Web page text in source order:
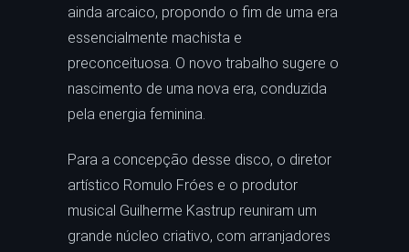
ainda arcaico, propondo o fim de uma era
essencialmente machista e
preconceituosa. O novo trabalho sugere o
nascimento de uma nova era, conduzida
pela energia feminina.
Para a concepção desse disco, o diretor
artístico Romulo Fróes e o produtor
musical Guilherme Kastrup reuniram um
grande núcleo criativo, com arranjadores